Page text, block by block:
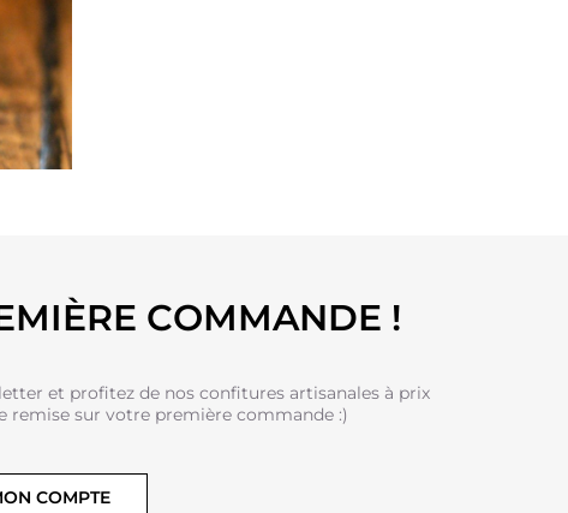
COMMANDE !
et profitez de nos confitures artisanales à prix
remise sur votre première commande :)
COMPTE